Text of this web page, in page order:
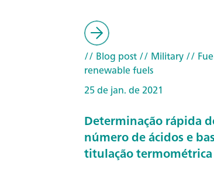
// Blog post// Military//
renewable fuels
25 de jan. de 2021
Determinação rápida
número de ácidos e
titulação termométrica